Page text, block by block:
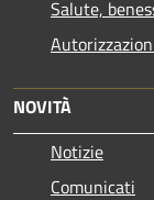
Salute,
NOVITÀ
Notizie
Comunicati